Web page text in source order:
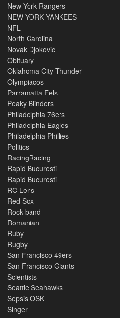
New York Rangers
NEW YORK YANKEES
NFL
North Carolina
Novak Djokovic
Obituary
Oklahoma City Thunder
Olympiacos
Parramatta Eels
Peaky Blinders
Philadelphia 76ers
Philadelphia Eagles
Philadelphia Phillies
Politics
RacingRacing
Rapid Bucuresti
Rapid Bucuresti
RC Lens
Red Sox
Rock band
Romanian
Ruby
Rugby
San Francisco 49ers
San Francisco Giants
Scientists
Seattle Seahawks
Sepsis OSK
Singer